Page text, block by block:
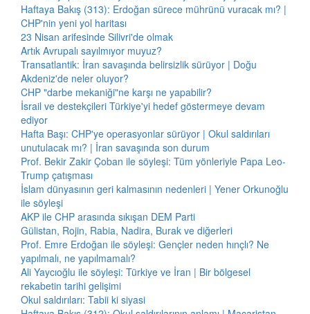
Haftaya Bakış (313): Erdoğan sürece mührünü vuracak mı? |
CHP'nin yeni yol haritası
23 Nisan arifesinde Silivri'de olmak
Artık Avrupalı sayılmıyor muyuz?
Transatlantik: İran savaşında belirsizlik sürüyor | Doğu
Akdeniz'de neler oluyor?
CHP "darbe mekaniği"ne karşı ne yapabilir?
İsrail ve destekçileri Türkiye'yi hedef göstermeye devam
ediyor
Hafta Başı: CHP'ye operasyonlar sürüyor | Okul saldırıları
unutulacak mı? | İran savaşında son durum
Prof. Bekir Zakir Çoban ile söyleşi: Tüm yönleriyle Papa Leo-
Trump çatışması
İslam dünyasının geri kalmasının nedenleri | Yener Orkunoğlu
ile söyleşi
AKP ile CHP arasında sıkışan DEM Parti
Gülistan, Rojin, Rabia, Nadira, Burak ve diğerleri
Prof. Emre Erdoğan ile söyleşi: Gençler neden hınçlı? Ne
yapılmalı, ne yapılmamalı?
Ali Yaycıoğlu ile söyleşi: Türkiye ve İran | Bir bölgesel
rekabetin tarihi gelişimi
Okul saldırıları: Tabii ki siyasi